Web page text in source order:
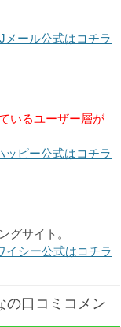
メール公式はコチラ
いるユーザー層が
ッピー公式はコチラ
グサイト。
イシー公式はコチラ
の口コミコメン